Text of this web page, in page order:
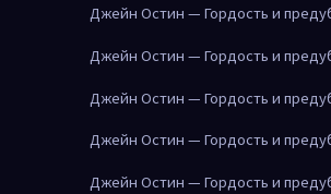
Джейн Остин — Гордость и
Джейн Остин — Гордость и
Джейн Остин — Гордость и
Джейн Остин — Гордость и
Джейн Остин — Гордость и